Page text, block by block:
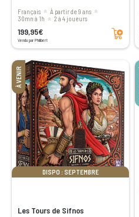
Français
à partir de 9 ans
30mn à 1h
2 à 4 joueurs
199,95€
Vendu par Philibert
Ajouter au panier
À VENIR
DISPO : SEPTEMBRE
Les Tours de Sifnos